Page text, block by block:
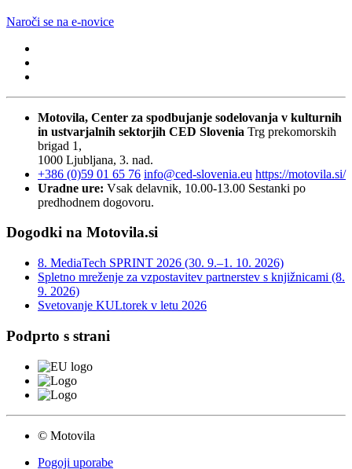
Naroči se na e-novice
Motovila, Center za spodbujanje sodelovanja v kulturnih
in ustvarjalnih sektorjih CED Slovenia Trg prekomorskih
brigad 1,
1000 Ljubljana, 3. nad.
+386 (0)59 01 65 76 info@ced-slovenia.eu https://motovila.si/
Uradne ure: Vsak delavnik, 10.00-13.00 Sestanki po
predhodnem dogovoru.
Dogodki na Motovila.si
8. MediaTech SPRINT 2026 (30. 9.–1. 10. 2026)
Spletno mreženje za vzpostavitev partnerstev s knjižnicami (8.
9. 2026)
Svetovanje KULtorek v letu 2026
Podprto s strani
© Motovila
Pogoji uporabe